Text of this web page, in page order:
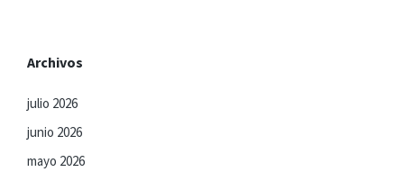
Archivos
julio 2026
junio 2026
mayo 2026